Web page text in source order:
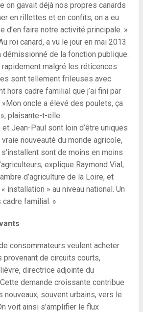
on gavait déjà nos propres canards
en rillettes et en confits, on a eu
d’en faire notre activité principale. »
roi canard, a vu le jour en mai 2013
démissionné de la fonction publique.
malgré les réticences
sont tellement frileuses avec
hors cadre familial que j’ai fini par
oncle a élevé des poulets, ça
plaisante-t-elle.
Jean-Paul sont loin d’être uniques
nouveauté du monde agricole,
sont de moins en moins
explique Raymond Vial,
d’agriculture de la Loire, et
installation » au niveau national. Un
familial. »
consommateurs veulent acheter
de circuits courts,
directrice adjointe du
demande croissante contribue
souvent urbains, vers le
voit ainsi s’amplifier le flux